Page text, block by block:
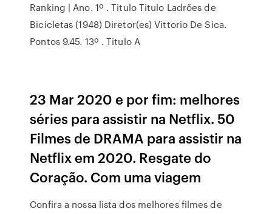
Ranking | Ano. 1º . Titulo Titulo Ladrões de
Bicicletas (1948) Diretor(es) Vittorio De Sica.
Pontos 9.45. 13º . Titulo A
23 Mar 2020 e por fim: melhores
séries para assistir na Netflix. 50
Filmes de DRAMA para assistir na
Netflix em 2020. Resgate do
Coração. Com uma viagem
Confira a nossa lista dos melhores filmes de